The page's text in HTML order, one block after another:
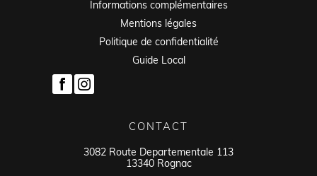
Informations complémentaires
Mentions légales
Politique de confidentialité
Guide Local
CONTACT
3082 Route Departementale 113
13340 Rognac